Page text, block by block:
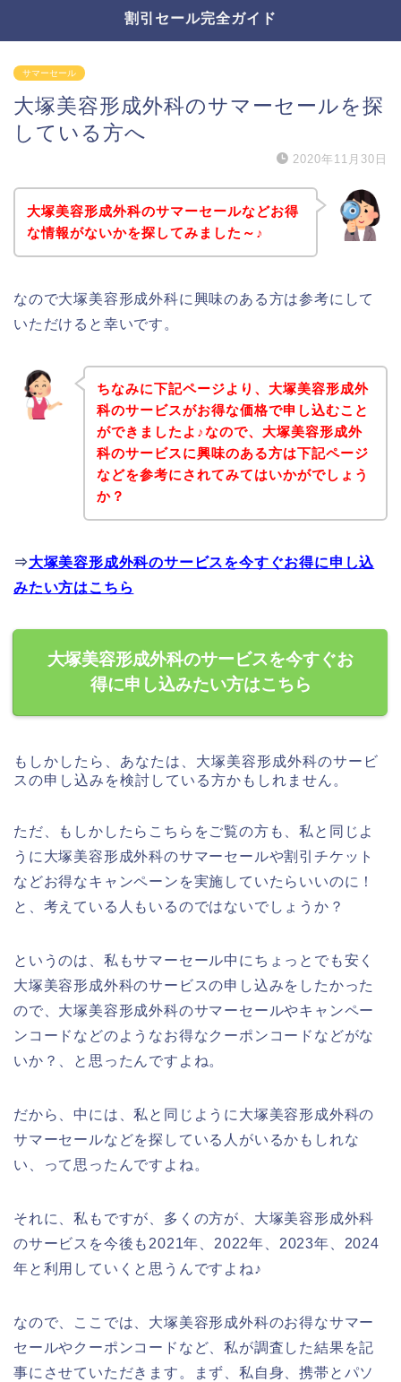
割引セール完全ガイド
サマーセール
大塚美容形成外科のサマーセールを探
している方へ
2020年11月30日
大塚美容形成外科のサマーセールなどお得
な情報がないかを探してみました～♪
なので大塚美容形成外科に興味のある方は参考にして
いただけると幸いです。
ちなみに下記ページより、大塚美容形成外
科のサービスがお得な価格で申し込むこと
ができましたよ♪なので、大塚美容形成外
科のサービスに興味のある方は下記ページ
などを参考にされてみてはいかがでしょう
か？
⇒大塚美容形成外科のサービスを今すぐお得に申し込
みたい方はこちら
大塚美容形成外科のサービスを今すぐお
得に申し込みたい方はこちら
もしかしたら、あなたは、大塚美容形成外科のサービ
スの申し込みを検討している方かもしれません。
ただ、もしかしたらこちらをご覧の方も、私と同じよ
うに大塚美容形成外科のサマーセールや割引チケット
などお得なキャンペーンを実施していたらいいのに！
と、考えている人もいるのではないでしょうか？
というのは、私もサマーセール中にちょっとでも安く
大塚美容形成外科のサービスの申し込みをしたかった
ので、大塚美容形成外科のサマーセールやキャンペー
ンコードなどのようなお得なクーポンコードなどがな
いか？、と思ったんですよね。
だから、中には、私と同じように大塚美容形成外科の
サマーセールなどを探している人がいるかもしれな
い、って思ったんですよね。
それに、私もですが、多くの方が、大塚美容形成外科
のサービスを今後も2021年、2022年、2023年、2024
年と利用していくと思うんですよね♪
なので、ここでは、大塚美容形成外科のお得なサマー
セールやクーポンコードなど、私が調査した結果を記
事にさせていただきます。まず、私自身、携帯とパソ